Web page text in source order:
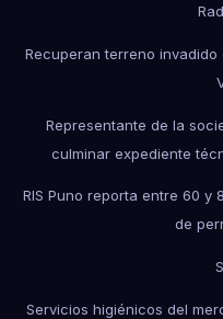
Recuperan terreno
Representante de la
culminar expediente
RIS Puno reporta entre 60 y
de
Servicios higiénicos del